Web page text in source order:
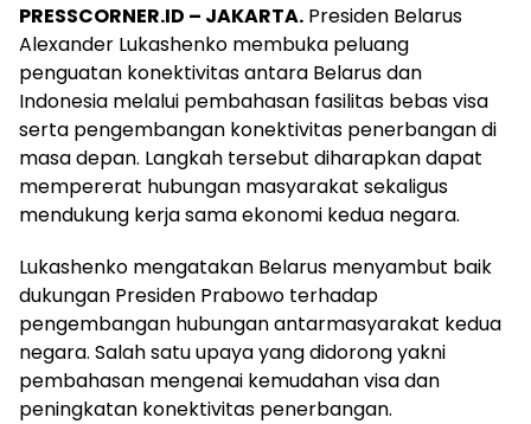
PRESSCORNER.ID – JAKARTA. Presiden Belarus
Alexander Lukashenko membuka peluang
penguatan konektivitas antara Belarus dan
Indonesia melalui pembahasan fasilitas bebas visa
serta pengembangan konektivitas penerbangan di
masa depan. Langkah tersebut diharapkan dapat
mempererat hubungan masyarakat sekaligus
mendukung kerja sama ekonomi kedua negara.
Lukashenko mengatakan Belarus menyambut baik
dukungan Presiden Prabowo terhadap
pengembangan hubungan antarmasyarakat kedua
negara. Salah satu upaya yang didorong yakni
pembahasan mengenai kemudahan visa dan
peningkatan konektivitas penerbangan.